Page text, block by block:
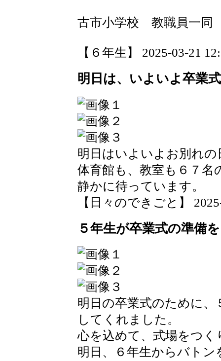
古市小学校 教職員一同
【６年生】 2025-03-21
明日は、いよいよ卒業
明日はいよいよお別れの
体育館も、教室も６７名
静かに待っています。
【日々のできごと】
５年生が卒業式の準備
明日の卒業式のために
してくれました。
心を込めて、式場をつく
明日、６年生からバト